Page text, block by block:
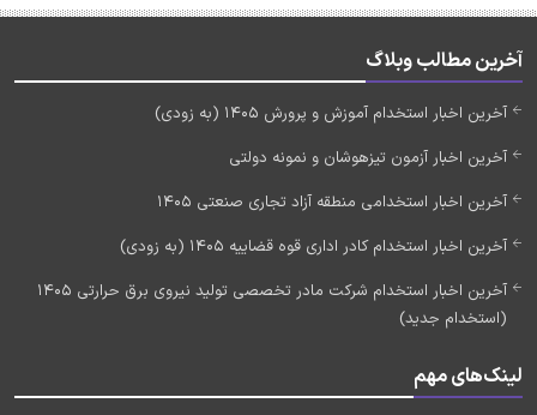
آخرین مطالب وبلاگ
آخرین اخبار استخدام آموزش و پرورش 1405 (به زودی)
آخرین اخبار آزمون تیزهوشان و نمونه دولتی
آخرین اخبار استخدامی منطقه آزاد تجاری صنعتی 1405
آخرین اخبار استخدام کادر اداری قوه قضاییه 1405 (به زودی)
آخرین اخبار استخدام شرکت مادر تخصصی تولید نیروی برق حرارتی 1405
(استخدام جدید)
لینک‌های مهم